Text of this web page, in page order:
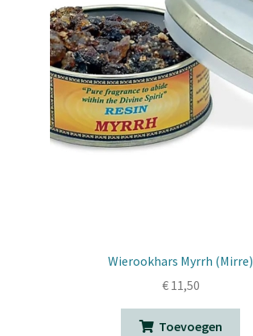
Wierookhars Myrrh (Mirre)
€11,50
Toevoegen